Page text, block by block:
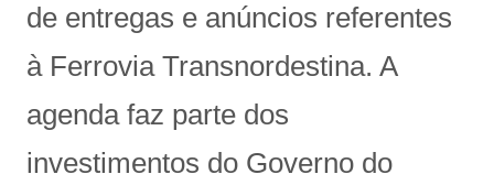
de entregas e anúncios referentes
à Ferrovia Transnordestina. A
agenda faz parte dos
investimentos do Governo do